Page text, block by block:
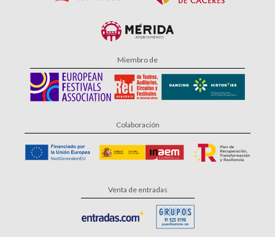
Miembro de
Colaboración
Venta de entradas